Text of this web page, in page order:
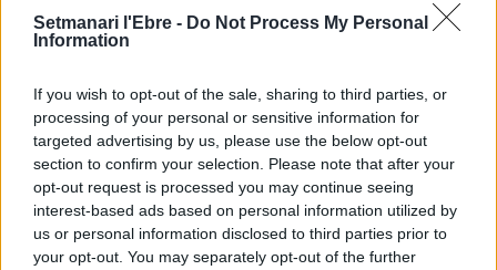
Setmanari l'Ebre - Do Not Process My Personal
Information
If you wish to opt-out of the sale, sharing to third parties, or
processing of your personal or sensitive information for
targeted advertising by us, please use the below opt-out
section to confirm your selection. Please note that after your
opt-out request is processed you may continue seeing
interest-based ads based on personal information utilized by
us or personal information disclosed to third parties prior to
your opt-out. You may separately opt-out of the further
ACN
ARTICLES RELACIONATS
Societat
La Ràpita optarà al Pla de Barris amb un
projecte valorat en 12,5 milions d’euros
10 de juliol de 2026